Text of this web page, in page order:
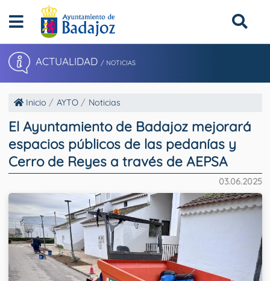
ACTUALIDAD / NOTICIAS
Inicio AYTO Noticias
El Ayuntamiento de Badajoz mejorará
espacios públicos de las pedanías y
Cerro de Reyes a través de AEPSA
03.06.2025